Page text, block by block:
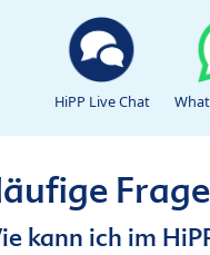
HiPP Live Chat
kann ich im